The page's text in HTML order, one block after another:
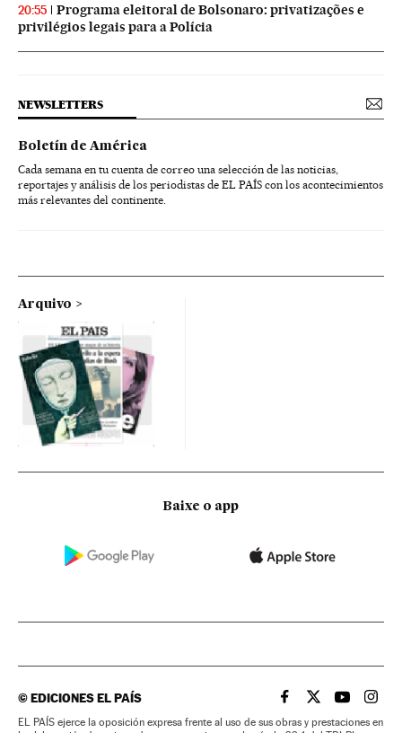
20:55
Programa eleitoral de Bolsonaro: privatizações e
privilégios legais para a Polícia
NEWSLETTERS
Boletín de América
Cada semana en tu cuenta de correo una selección de las noticias,
reportajes y análisis de los periodistas de EL PAÍS con los acontecimientos
más relevantes del continente.
Arquivo
Baixe o app
©EDICIONES EL PAÍS EL PAÍS BRASIL EN
EL PAÍSEL PAÍS
EL
EL PAÍS ejerce la oposición expresa frente al uso de sus obras y prestaciones en